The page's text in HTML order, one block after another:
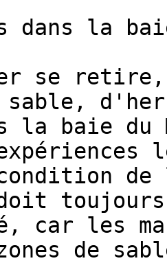
dans la
se
sable,
la baie du
de
car les
de